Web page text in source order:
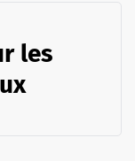
les